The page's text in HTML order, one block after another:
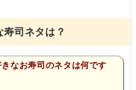
寿司ネタは？
なお寿司のネタは何です